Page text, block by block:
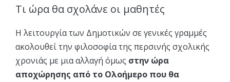
Τι ώρα θα σχολάνε οι μαθητές
Η λειτουργία των Δημοτικών σε γενικές γραμμές
ακολουθεί την φιλοσοφία της περσινής σχολικής
χρονιάς με μια αλλαγή όμως στην ώρα
αποχώρησης από το Ολοήμερο που θα